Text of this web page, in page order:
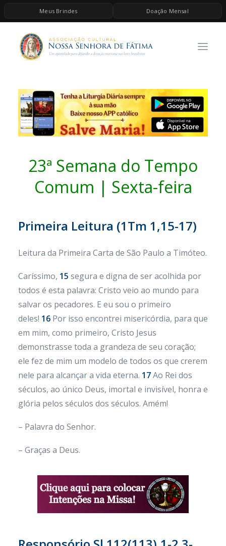
Meus Brindes Doação Mensal
HOME
A ASSOCIAÇÃO
ESPIRITUALIDADE
AS MELHORES MÚSICAS CATÓLICAS
BRINDES
23ª Semana do Tempo
Comum | Sexta-feira
Primeira Leitura (1Tm 1,15-17)
Leitura da Primeira Carta de São Paulo a Timóteo.
Caríssimo, 15 segura e digna de ser acolhida por
todos é esta palavra: Cristo veio ao mundo para
salvar os pecadores. E eu sou o primeiro
deles! 16 Por isso encontrei misericórdia, para que
em mim, como primeiro, Cristo Jesus
demonstrasse toda a grandeza de seu coração;
ele fez de mim um modelo de todos os que crerem
nele para alcançar a vida eterna. 17Ao Rei dos
séculos, ao único Deus, imortal e invisível, honra e
glória pelos séculos dos séculos. Amém!
– Palavra do Senhor.
– Graças a Deus.